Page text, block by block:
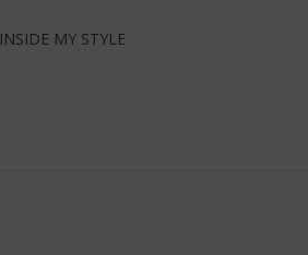
INSIDE MY STYLE